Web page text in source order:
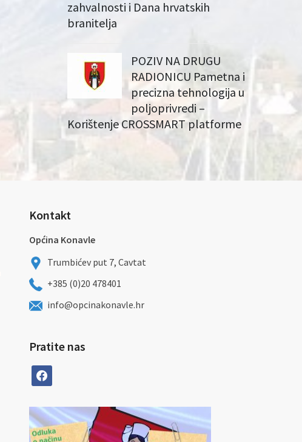
zahvalnosti i Dana hrvatskih
branitelja
POZIV NA DRUGU
RADIONICU Pametna i
precizna tehnologija u
poljoprivredi –
Korištenje CROSSMART platforme
Kontakt
Općina Konavle
Trumbićev put 7, Cavtat
+385 (0)20 478401
info@opcinakonavle.hr
Pratite nas
facebook